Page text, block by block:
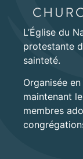
L’Église du
protestante
sainteté.
Organisée
maintenant
membres